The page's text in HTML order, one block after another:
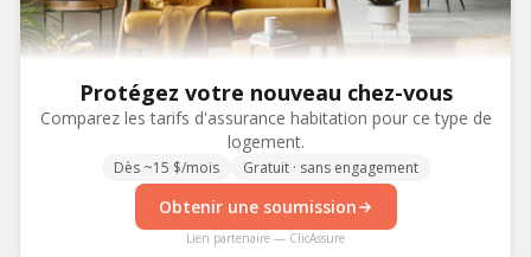
Protégez votre nouveau chez-vous
Comparez les tarifs d'assurance habitation pour ce type de
logement.
Dès ~15 $/mois Gratuit · sans engagement
Obtenir une soumission
Lien partenaire — ClicAssure